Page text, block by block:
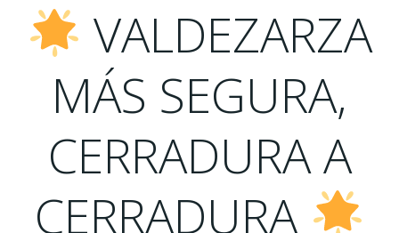
VALDEZARZA
MÁS SEGURA,
CERRADURA A
CERRADURA